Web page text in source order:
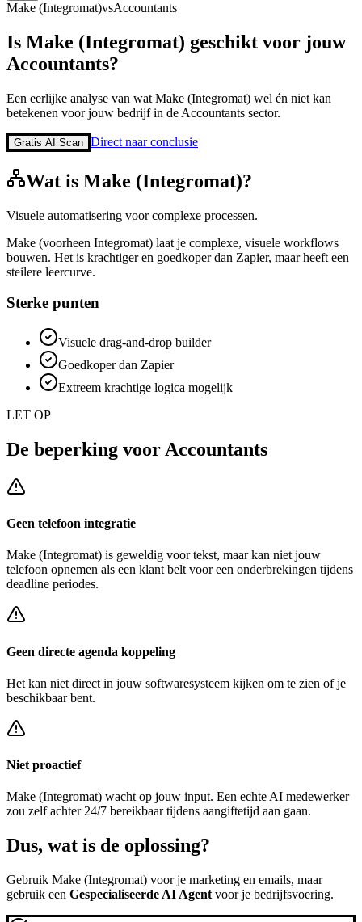
Make (Integromat)vsAccountants
Is Make (Integromat) geschikt voor jouw
Accountants?
Een eerlijke analyse van wat Make (Integromat) wel én niet kan
betekenen voor jouw bedrijf in de Accountants sector.
Gratis AI Scan Direct naar conclusie
Wat is Make (Integromat)?
Visuele automatisering voor complexe processen.
Make (voorheen Integromat) laat je complexe, visuele workflows
bouwen. Het is krachtiger en goedkoper dan Zapier, maar heeft een
steilere leercurve.
Sterke punten
Visuele drag-and-drop builder
Goedkoper dan Zapier
Extreem krachtige logica mogelijk
LET OP
De beperking voor Accountants
Geen telefoon integratie
Make (Integromat) is geweldig voor tekst, maar kan niet jouw
telefoon opnemen als een klant belt voor een onderbrekingen tijdens
deadline periodes.
Geen directe agenda koppeling
Het kan niet direct in jouw softwaresysteem kijken om te zien of je
beschikbaar bent.
Niet proactief
Make (Integromat) wacht op jouw input. Een echte AI medewerker
zou zelf achter24/7 bereikbaar tijdens aangiftetijd aan gaan.
Dus, wat is de oplossing?
Gebruik Make (Integromat) voor je marketing en emails, maar
gebruik een Gespecialiseerde AI Agent voor je bedrijfsvoering.